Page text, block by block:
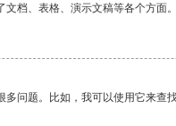
档、表格、演示文稿等各个方面
问题。比如，我可以使用它来查